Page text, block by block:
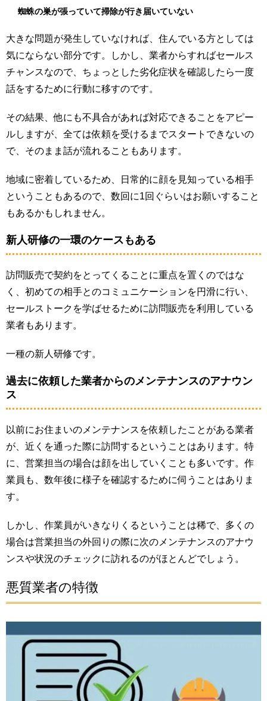
蜘蛛の巣が張っていて掃除が行き届いていない
大きな問題が発生していなければ、住んでいる方としては
気にならない部分です。しかし、業者からすればセールス
チャンスなので、ちょっとした劣化症状を確認したら一度
話をするために行動に移すのです。
その結果、他にも不具合があれば対応できることをアピー
ルしますが、全ては依頼を受けるまでスタートできないの
で、そのまま話が流れることもあります。
地域に密着しているため、日常的に顔を見知っている相手
ということもあるので、数回に1回ぐらいはお願いすること
もあるかもしれません。
新人研修の一環のケースもある
訪問販売で契約をとってくることに重点を置くのではな
く、初めての相手とのコミュニケーションを円滑に行い、
セールストークを学ばせるために訪問販売を利用している
業者もあります。
一種の新人研修です。
過去に依頼した業者からのメンテナンスのアナウン
ス
以前にお住まいのメンテナンスを依頼したことがある業者
が、近くを通った際に訪問するということはあります。特
に、営業担当の場合は顔を出していくことも多いです。作
業員も、数年後に様子を確認するために伺うことはありま
す。
しかし、作業員がいきなりくるということは稀で、多くの
場合は営業担当の外回りの際に次のメンテナンスのアナウ
ンスや状況のチェックに訪れるのがほとんどでしょう。
悪質業者の特徴